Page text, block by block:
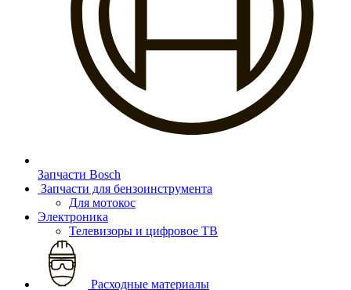
Запчасти Bosch
Запчасти для бензоинструмента
Для мотокос
Электроника
Телевизоры и цифровое ТВ
Расходные материалы